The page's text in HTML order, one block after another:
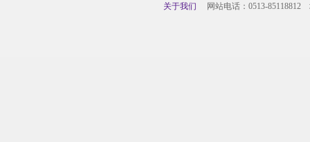
关于我们 网站电话：0513-85118812